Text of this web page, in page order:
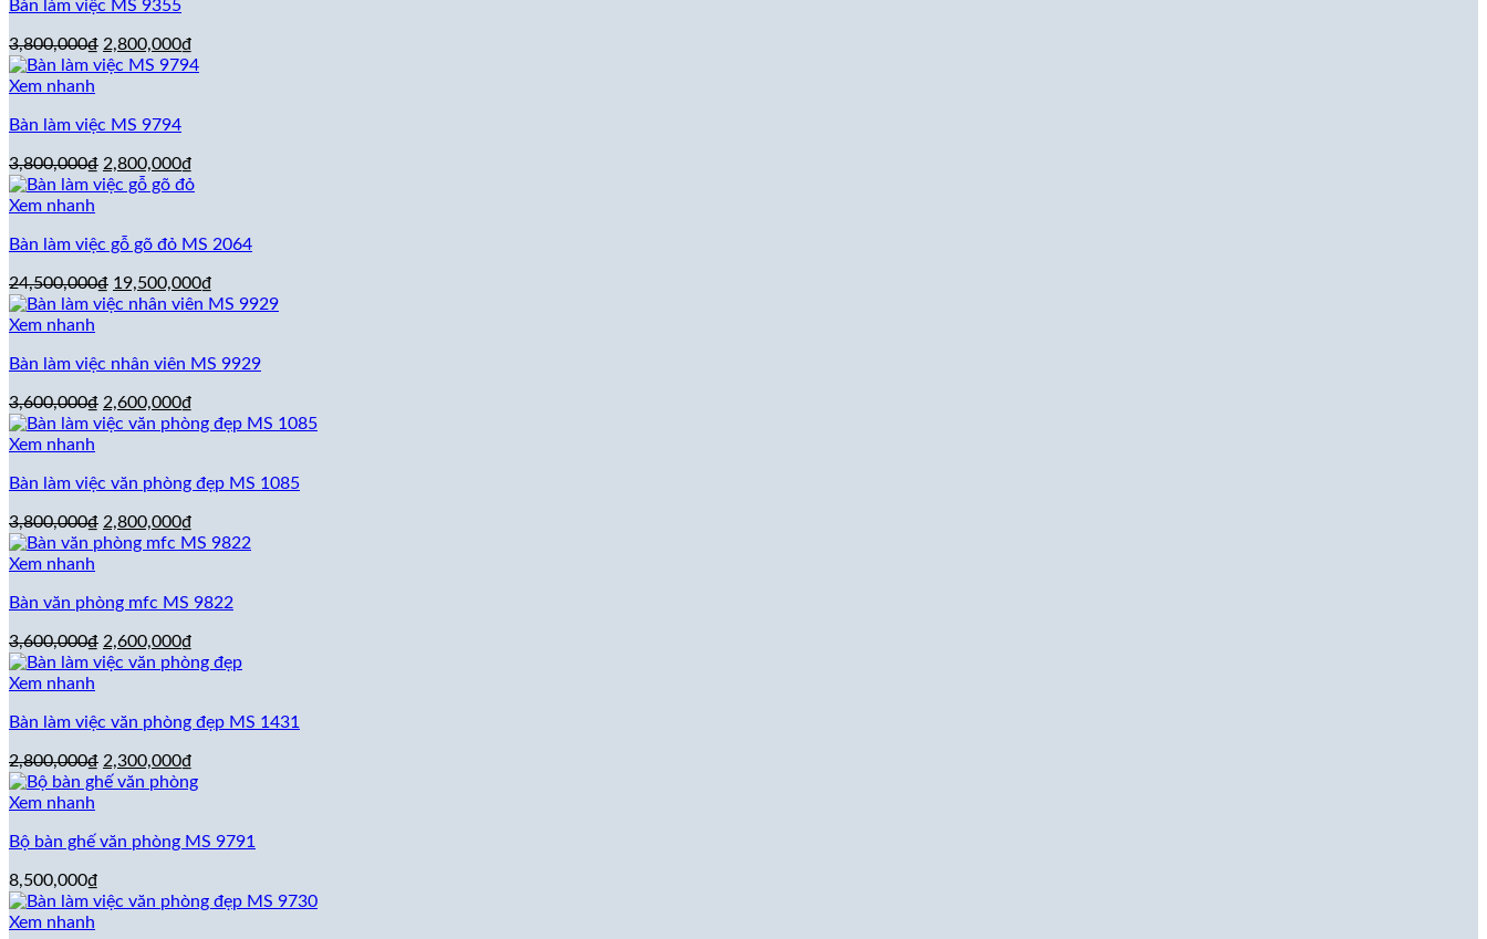
Bàn làm việc MS 9355
3,800,000₫ Giá
gốc
2,800,000₫
hiện
Xem nhanh
Bàn làm việc MS 9794
3,800,000₫ Giá
gốc
2,800,000₫
hiện
2,800,000₫.
Xem nhanh
Bàn làm việc gỗ gõ đỏ MS 2064
24,500,000₫ Giá
gốc
19,500,000₫
hiện
19,500,000₫.
Xem nhanh
Bàn làm việc nhân viên MS 9929
3,600,000₫ Giá
gốc
2,600,000₫
hiện
2,600,000₫.
Xem nhanh
Bàn làm việc văn phòng đẹp MS 1085
3,800,000₫ Giá
gốc
2,800,000₫
hiện
2,800,000₫.
Xem nhanh
Bàn văn phòng mfc MS 9822
3,600,000₫ Giá
gốc
2,600,000₫
hiện
2,600,000₫.
Xem nhanh
Bàn làm việc văn phòng đẹp MS 1431
2,800,000₫ Giá
gốc
2,300,000₫
hiện
2,300,000₫.
Xem nhanh
Bộ bàn ghế văn phòng MS 9791
8,500,000₫
Xem nhanh